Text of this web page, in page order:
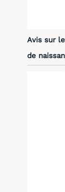
Avis sur
de